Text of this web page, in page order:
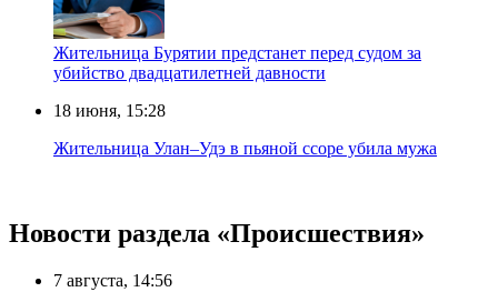
Жительница Бурятии предстанет перед судом за
убийство двадцатилетней давности
18 июня, 15:28
Жительница Улан–Удэ в пьяной ссоре убила мужа
Новости раздела «Происшествия»
7 августа, 14:56